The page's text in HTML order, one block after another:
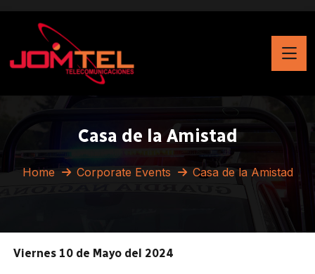
Casa de la Amistad
Home Corporate Events Casa de la Amistad
Viernes 10 de Mayo del 2024